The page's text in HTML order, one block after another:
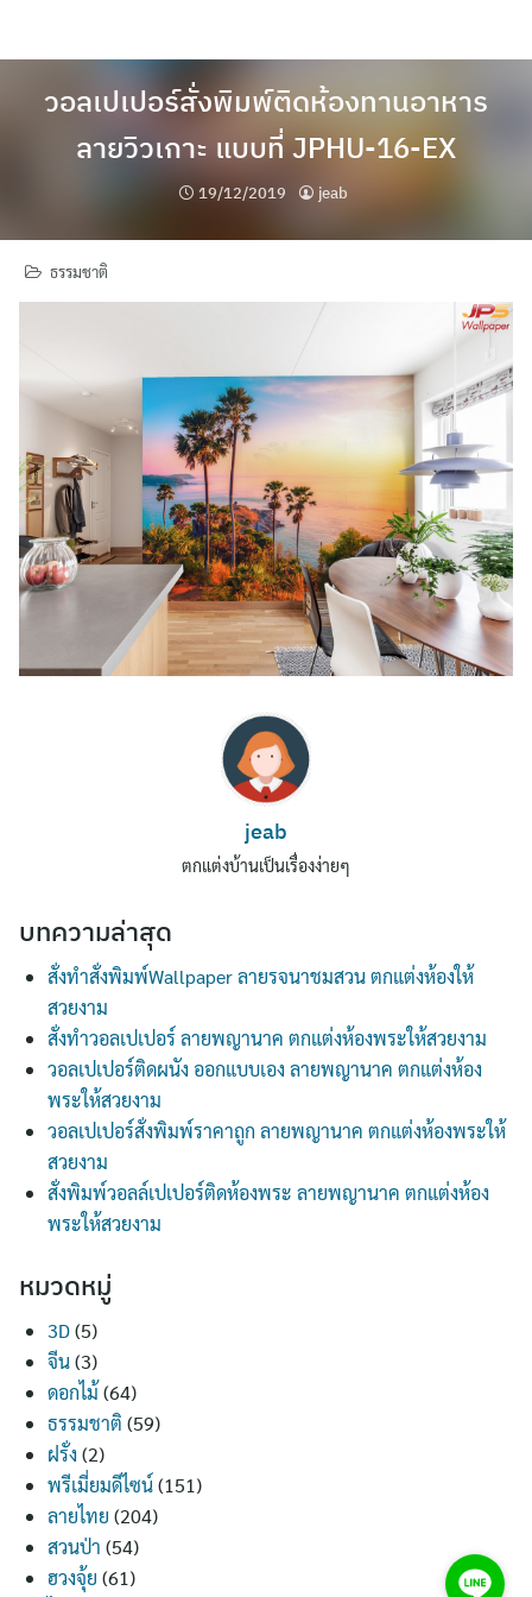
วอลเปเปอร์สั่งพิมพ์ติดห้องทานอาหาร
ลายวิวเกาะ แบบที่ JPHU-16-EX
19/12/2019 jeab
ธรรมชาติ
jeab
ตกแต่งบ้านเป็นเรื่องง่ายๆ
บทความล่าสุด
สั่งทำสั่งพิมพ์Wallpaper ลายรจนาชมสวน ตกแต่งห้องให้
สวยงาม
สั่งทำวอลเปเปอร์ ลายพญานาค ตกแต่งห้องพระให้สวยงาม
วอลเปเปอร์ติดผนัง ออกแบบเอง ลายพญานาค ตกแต่งห้อง
พระให้สวยงาม
วอลเปเปอร์สั่งพิมพ์ราคาถูก ลายพญานาค ตกแต่งห้องพระให้
สวยงาม
สั่งพิมพ์วอลล์เปเปอร์ติดห้องพระ ลายพญานาค ตกแต่งห้อง
พระให้สวยงาม
หมวดหมู่
3D(5)
จีน(3)
ดอกไม้(64)
ธรรมชาติ (59)
ฝรั่ง (2)
พรีเมี่ยมดีไซน์(151)
ลายไทย (204)
สวนป่า (54)
ฮวงจุ้ย (61)